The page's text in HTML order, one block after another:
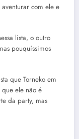
com ele e
lista, o outro
pouquíssimos
que Torneko em
ele não é
da party, mas